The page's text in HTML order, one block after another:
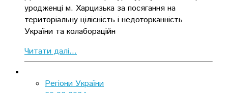
уродженці м. Харцизька за посягання на
територіальну цілісність і недоторканність
України та колабораційн
Читати далі...
Регіони України